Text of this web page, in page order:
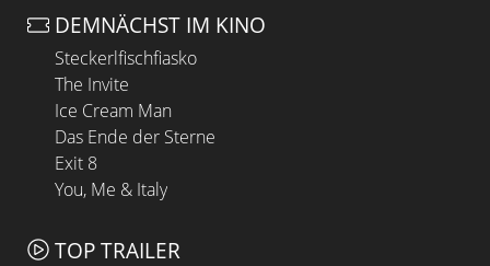
DEMNÄCHST IM KINO
Steckerlfischfiasko
The Invite
Ice Cream Man
Das Ende der Sterne
Exit 8
You, Me & Italy
TOP TRAILER